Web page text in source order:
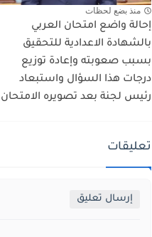
منذ بضع لحظات
إحالة واضع امتحان العربي
بالشهادة الاعدادية للتحقيق
بسبب صعوبته وإعادة توزيع
درجات هذا السؤال واستبعاد
رئيس لجنة بعد تصويره الامتحان
تعليقات
إرسال تعليق